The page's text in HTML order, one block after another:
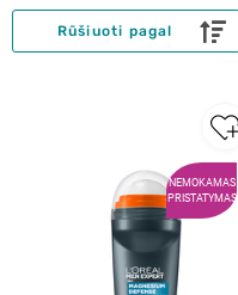
Rūšiuoti pagal
NEMOKAMAS
PRISTATYMAS